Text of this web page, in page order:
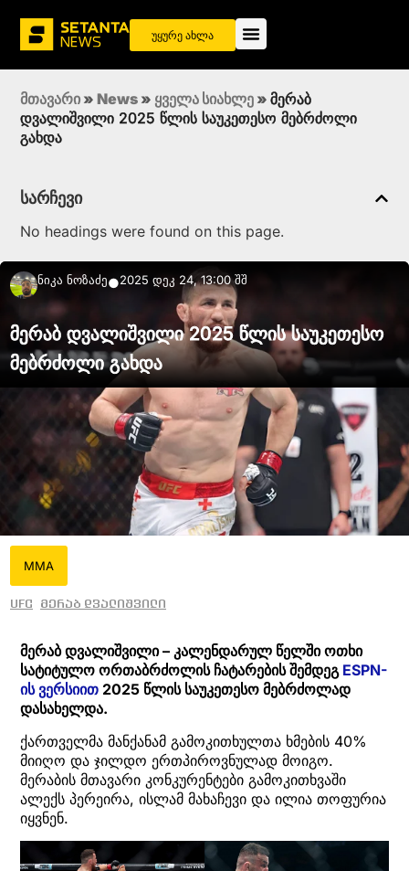
უყურე ახლა
მთავარი » News » ყველა სიახლე » მერაბ
დვალიშვილი 2025 წლის საუკეთესო მებრძოლი
გახდა
სარჩევი
No headings were found on this page.
Ნიკა Ნოზაძე●2025 დეკ 24, 13:00 შშ
მერაბ დვალიშვილი 2025 წლის საუკეთესო
მებრძოლი გახდა
MMA
UFC მერაბ დვალიშვილი
მერაბ დვალიშვილი – კალენდარულ წელში ოთხი
სატიტულო ორთაბრძოლის ჩატარების შემდეგ ESPN-
ის ვერსიით 2025 წლის საუკეთესო მებრძოლად
დასახელდა.
ქართველმა მანქანამ გამოკითხულთა ხმების 40%
მიიღო და ჯილდო ერთპიროვნულად მოიგო.
მერაბის მთავარი კონკურენტები გამოკითხვაში
ალექს პერეირა, ისლამ მახაჩევი და ილია თოფურია
იყვნენ.